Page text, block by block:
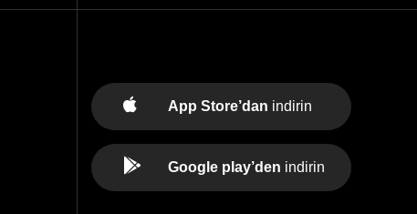
App Store’dan indirin
Google play’den indirin